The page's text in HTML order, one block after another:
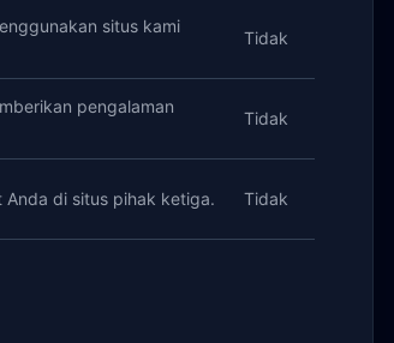
situs kami
Tidak
pengalaman
Tidak
Anda di situs pihak ketiga. Tidak